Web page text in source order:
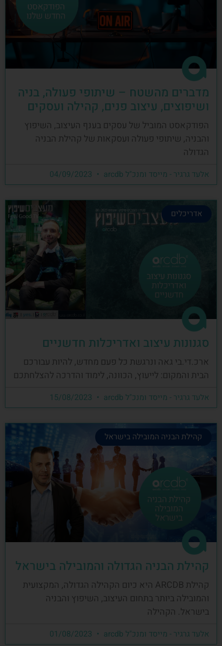
מדברים מהשטח – שיתופי פעולה, בניה
ושיפוצים, עיצוב פנים, קהילה ועסקים
הפודקאסט המוביל של עסקים בענף העיצוב, השיפוץ
והבניה, שיתופי פעולה ועסקאות של קהילת הבניה
הגדולה
אלעד גרגיר - מייסד ומנכ"ל arcdb
אדריכלים
סגנונות עיצוב ואדריכלות חדשניים
ארכ.די.בי גאה ונרגשת כל פעם מחדש, להיות עבורכם
הבית והמקום: לייעוץ, הכוונה, לימוד והדרכה להצלחתכם
אלעד גרגיר - מייסד ומנכ"ל arcdb
קהילת הבניה המובילה בישראל
קהילת הבניה הגדולה והמובילה בישראל
קהילת ARCDB היא כיום הקהילה הגדולה, המקצועית
והמובילה ביותר בתחום העיצוב, השיפוץ והבניה
בישראל. הקהילה
אלעד גרגיר - מייסד ומנכ"ל arcdb